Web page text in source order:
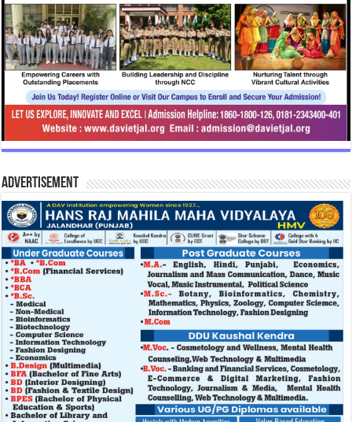
Advertisement